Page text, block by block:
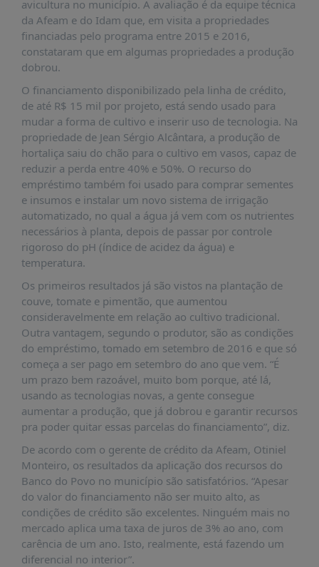
DADOS
FRENTE
PARLAMENTAR
SOBRE
A
FRENTE
MATERIAIS
INFORMAÇÕES
CURSOS
E
EVENTOS
INSCRIÇÕES
MATERIAIS
DISPONÍVEIS
PUBLICAÇÕES
REVISTA
RUMOS
LIVROS
ESTUDOS
PRÊMIO
ABDE-
PRÊMIO
ABDE
DE
JORNALISMO
avicultura no município. A avaliação é da equipe técnica
da Afeam e do Idam que, em visita a propriedades
financiadas pelo programa entre 2015 e 2016,
constataram que em algumas propriedades a produção
dobrou.
O financiamento disponibilizado pela linha de crédito,
de até R$ 15 mil por projeto, está sendo usado para
mudar a forma de cultivo e inserir uso de tecnologia. Na
propriedade de Jean Sérgio Alcântara, a produção de
hortaliça saiu do chão para o cultivo em vasos, capaz de
reduzir a perda entre 40% e 50%. O recurso do
empréstimo também foi usado para comprar sementes
e insumos e instalar um novo sistema de irrigação
automatizado, no qual a água já vem com os nutrientes
necessários à planta, depois de passar por controle
rigoroso do pH (índice de acidez da água) e
temperatura.
Os primeiros resultados já são vistos na plantação de
couve, tomate e pimentão, que aumentou
consideravelmente em relação ao cultivo tradicional.
Outra vantagem, segundo o produtor, são as condições
do empréstimo, tomado em setembro de 2016 e que só
começa a ser pago em setembro do ano que vem. “É
um prazo bem razoável, muito bom porque, até lá,
usando as tecnologias novas, a gente consegue
aumentar a produção, que já dobrou e garantir recursos
pra poder quitar essas parcelas do financiamento”, diz.
De acordo com o gerente de crédito da Afeam, Otiniel
Monteiro, os resultados da aplicação dos recursos do
Banco do Povo no município são satisfatórios. “Apesar
do valor do financiamento não ser muito alto, as
condições de crédito são excelentes. Ninguém mais no
mercado aplica uma taxa de juros de 3% ao ano, com
carência de um ano. Isto, realmente, está fazendo um
diferencial no interior”.